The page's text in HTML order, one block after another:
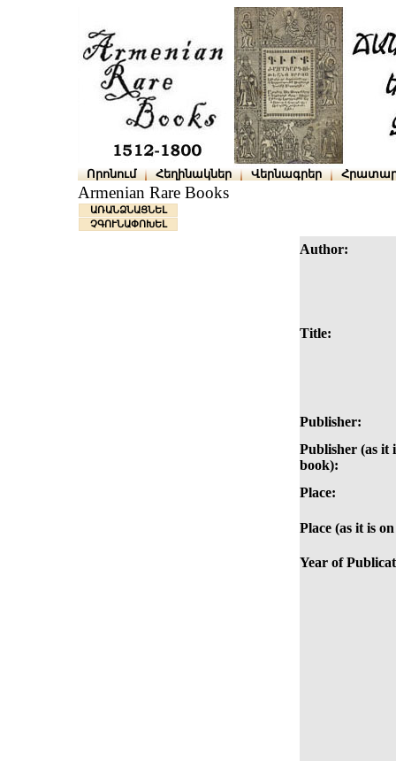
Որոնում Հեղինակներ Վերնագրեր
Armenian Rare Books
ԱՌԱՆՁՆԱՑՆԵԼ
ՉԳՈՒՆԱՓՈԽԵԼ
Author:
Title:
Publisher:
Publisher (as it
book):
Place:
Place (as it is
Year of